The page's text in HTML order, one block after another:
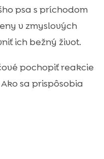
u psa v jeseni
života psa
voľba pre vašeho
psa v jesennom
psa s príchodom
v zmyslových
ich bežný život.
pochopiť reakcie
sa prispôsobia